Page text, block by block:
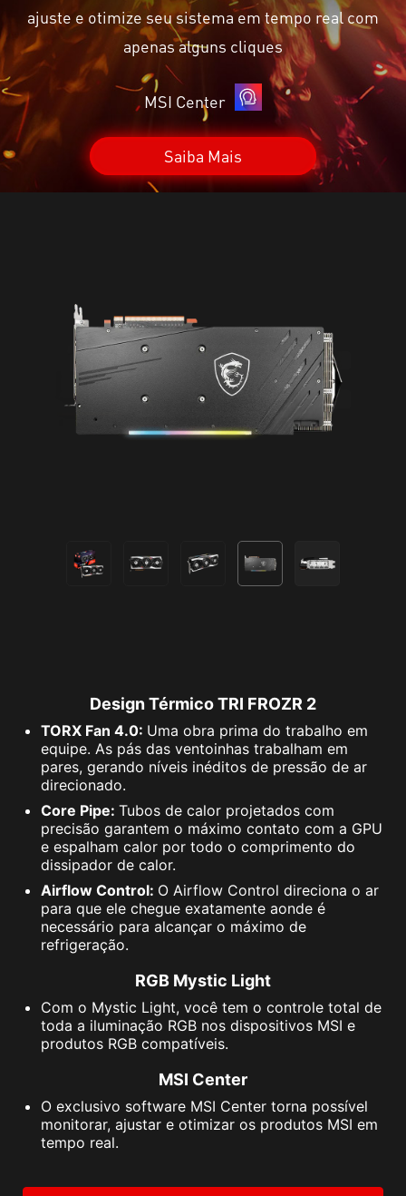
ajuste e otimize seu sistema em tempo real com
apenas alguns cliques
MSI Center
Saiba Mais
Design Térmico TRI FROZR 2
TORX Fan 4.0: Uma obra prima do trabalho em
equipe. As pás das ventoinhas trabalham em
pares, gerando níveis inéditos de pressão de ar
direcionado.
Core Pipe: Tubos de calor projetados com
precisão garantem o máximo contato com a GPU
e espalham calor por todo o comprimento do
dissipador de calor.
Airflow Control: O Airflow Control direciona o ar
para que ele chegue exatamente aonde é
necessário para alcançar o máximo de
refrigeração.
RGB Mystic Light
Com o Mystic Light, você tem o controle total de
toda a iluminação RGB nos dispositivos MSI e
produtos RGB compatíveis.
MSI Center
O exclusivo software MSI Center torna possível
monitorar, ajustar e otimizar os produtos MSI em
tempo real.